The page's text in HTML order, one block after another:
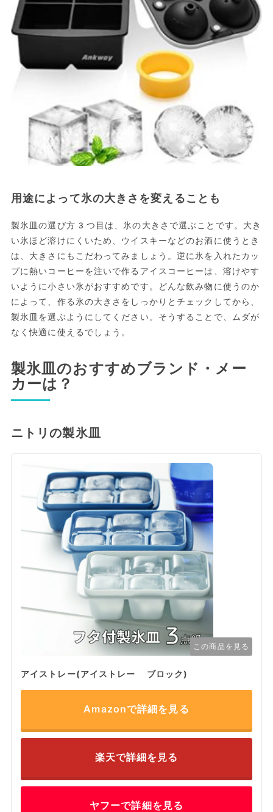
用途によって氷の大きさを変えることも
製氷皿の選び方3つ目は、氷の大きさで選ぶことです。大き
い氷ほど溶けにくいため、ウイスキーなどのお酒に使うとき
は、大きさにもこだわってみましょう。逆に氷を入れたカッ
プに熱いコーヒーを注いで作るアイスコーヒーは、溶けやす
いように小さい氷がおすすめです。どんな飲み物に使うのか
によって、作る氷の大きさをしっかりとチェックしてから、
製氷皿を選ぶようにしてください。そうすることで、ムダが
なく快適に使えるでしょう。
製氷皿のおすすめブランド・メー
カーは？
ニトリの製氷皿
この商品を見る
アイストレー(アイストレー ブロック)
Amazonで詳細を見る
楽天で詳細を見る
ヤフーで詳細を見る